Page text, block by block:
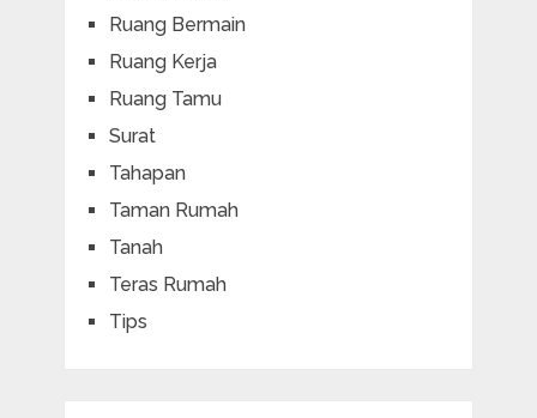
Ruang Bermain
Ruang Kerja
Ruang Tamu
Surat
Tahapan
Taman Rumah
Tanah
Teras Rumah
Tips